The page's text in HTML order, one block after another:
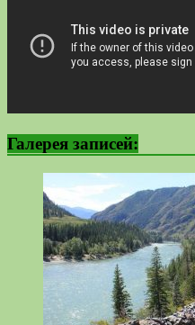
Галерея записей: